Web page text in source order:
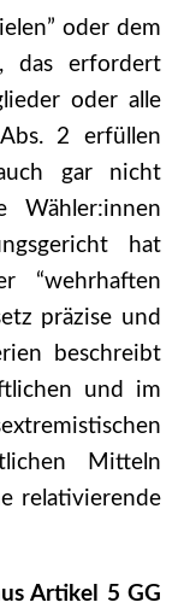
oder dem
das erfordert
oder alle
2 erfüllen
gar nicht
Wähler:innen
hat
“wehrhaften
präzise und
beschreibt
und im
Mitteln
relativierende
Artikel 5 GG